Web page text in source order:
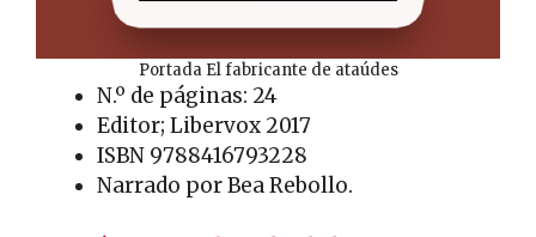
Portada El fabricante de ataúdes
N.º de páginas: 24
Editor; Libervox 2017
ISBN 9788416793228
Narrado por Bea Rebollo.